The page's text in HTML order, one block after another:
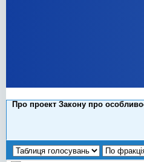
Про проект Закону про